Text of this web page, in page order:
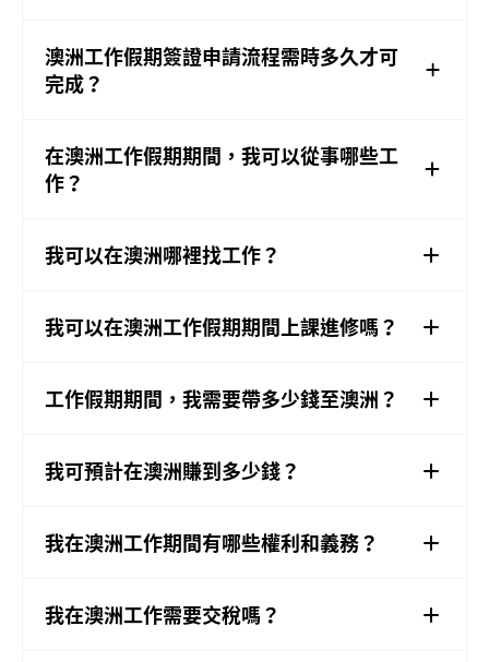
澳洲工作假期簽證申請流程需時多久才可
完成？
在澳洲工作假期期間，我可以從事哪些工
作？
我可以在澳洲哪裡找工作？
我可以在澳洲工作假期期間上課進修嗎？
工作假期期間，我需要帶多少錢至澳洲？
我可預計在澳洲賺到多少錢？
我在澳洲工作期間有哪些權利和義務？
我在澳洲工作需要交稅嗎？